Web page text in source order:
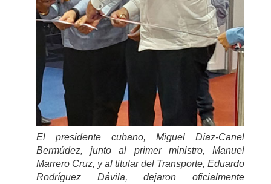
El presidente cubano, Miguel Díaz-Canel
Bermúdez, junto al primer ministro, Manuel
Marrero Cruz, y al titular del Transporte, Eduardo
Rodríguez Dávila, dejaron oficialmente